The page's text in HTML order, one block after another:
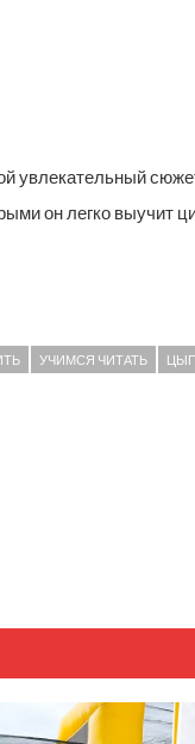
он легко выучит
УЧИМСЯ ЧИТАТЬ